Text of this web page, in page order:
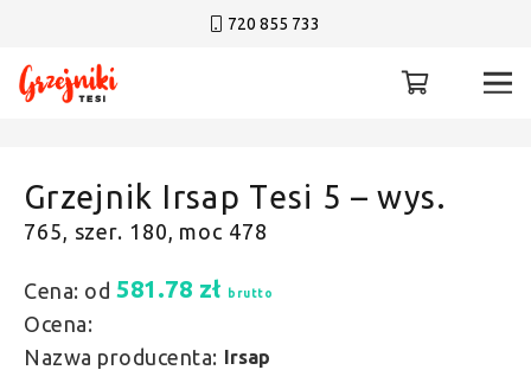
720 855 733
Grzejnik Irsap Tesi 5 – wys.
765, szer. 180, moc 478
Cena: od 581.78 zł brutto
Ocena:
Nazwa producenta: Irsap